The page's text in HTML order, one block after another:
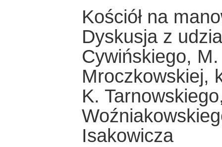
Kościół na
Dyskusja z
Cywińskiego,
Mroczkowskiej,
K.
Isakowicza